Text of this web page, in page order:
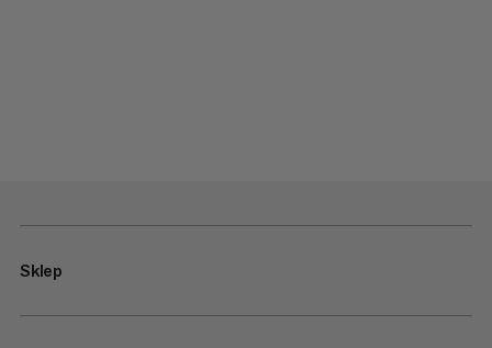
Sklep